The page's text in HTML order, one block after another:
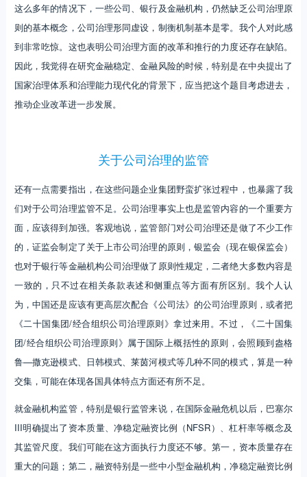
这么多年的情况下，一些公司、银行及金融机构，仍然缺乏公司治理原
则的基本概念，公司治理形同虚设，制衡机制基本是零。我个人对此感
到非常吃惊。这也表明公司治理方面的改革和推行的力度还存在缺陷。
因此，我觉得在研究金融稳定、金融风险的时候，特别是在中央提出了
国家治理体系和治理能力现代化的背景下，应当把这个题目考虑进去，
推动企业改革进一步发展。
关于公司治理的监管
还有一点需要指出，在这些问题企业集团野蛮扩张过程中，也暴露了我
们对于公司治理监管不足。公司治理事实上也是监管内容的一个重要方
面，应该得到加强。客观地说，监管部门对公司治理还是做了不少工作
的，证监会制定了关于上市公司治理的原则，银监会（现在银保监会）
也对于银行等金融机构公司治理做了原则性规定，二者绝大多数内容是
一致的，只不过在相关条款表述和侧重点等方面有所区别。我个人认
为，中国还是应该有更高层次配合《公司法》的公司治理原则，或者把
《二十国集团/经合组织公司治理原则》拿过来用。不过，《二十国集
团/经合组织公司治理原则》属于国际上概括性的原则，会照顾到盎格
鲁—撒克逊模式、日韩模式、莱茵河模式等几种不同的模式，算是一种
交集，可能在体现各国具体特点方面还有所不足。
就金融机构监管，特别是银行监管来说，在国际金融危机以后，巴塞尔
III明确提出了资本质量、净稳定融资比例（NFSR）、杠杆率等概念及
其监管尺度。我们可能在这方面执行力度还不够。第一，资本质量存在
重大的问题；第二，融资特别是一些中小型金融机构，净稳定融资比例